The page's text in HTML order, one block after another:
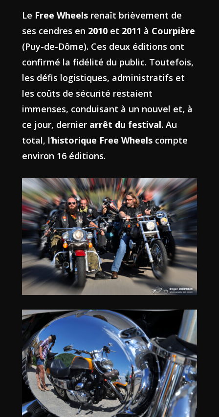
Le Free Wheelsrenaît brièvement de
ses cendres en 2010et 2011 à Courpière
(Puy-de-Dôme). Ces deux éditions ont
confirmé la fidélité du public. Toutefois,
les défis logistiques, administratifs et
les coûts de sécurité restaient
immenses, conduisant à un nouvel et, à
ce jour, dernier arrêt du festival. Au
total, l’historique Free Wheelscompte
environ 16 éditions.